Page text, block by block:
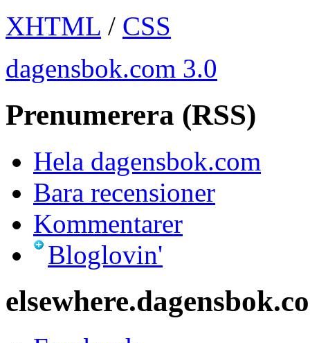
XHTML / CSS
dagensbok.com 3.0
Prenumerera (RSS)
Hela dagensbok.com
Bara recensioner
Kommentarer
Bloglovin'